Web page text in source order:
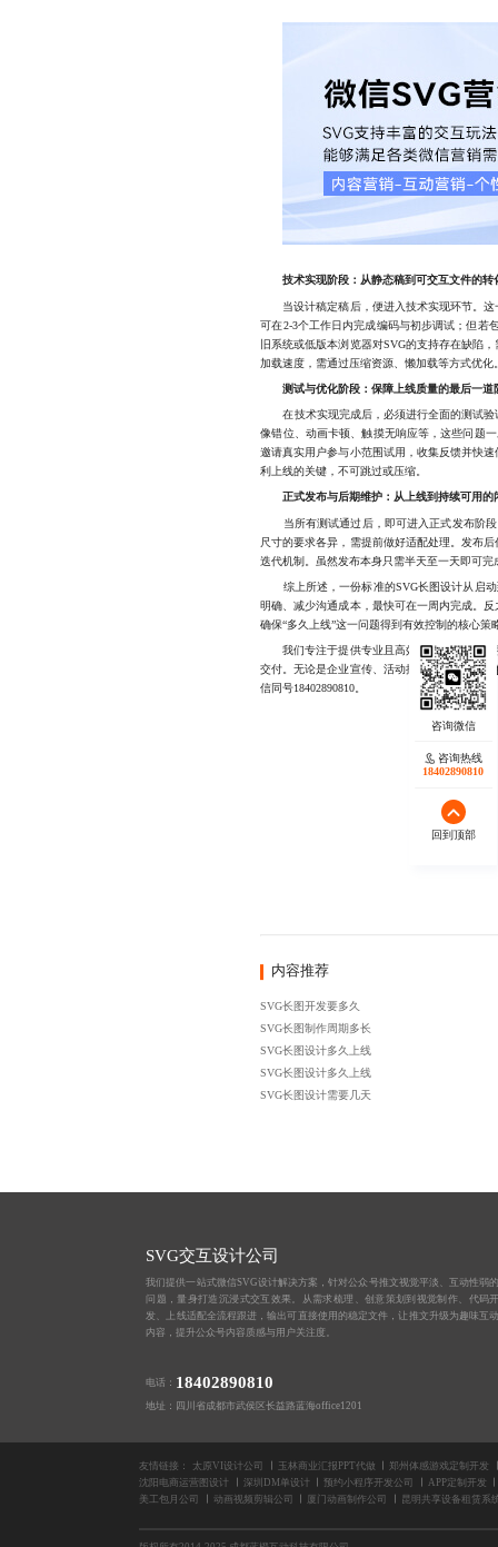
技术实现阶段：从静态稿到可交互文件的转
当设计稿定稿后，便进入技术实现环节。这
可在2-3个工作日内完成编码与初步调试；但若
旧系统或低版本浏览器对SVG的支持存在缺陷
加载速度，需通过压缩资源、懒加载等方式优
测试与优化阶段：保障上线质量的最后一道
在技术实现完成后，必须进行全面的测试验
像错位、动画卡顿、触摸无响应等，这些问题
邀请真实用户参与小范围试用，收集反馈并快
利上线的关键，不可跳过或压缩。
正式发布与后期维护：从上线到持续可用的
当所有测试通过后，即可进入正式发布阶段
尺寸的要求各异，需提前做好适配处理。发布
迭代机制。虽然发布本身只需半天至一天即可
综上所述，一份标准的SVG长图设计从启动
明确、减少沟通成本，最快可在一周内完成。
确保“多久上线”这一问题得到有效控制的核心策
我们专注于提供专业且高效的SVG长图设计
交付。无论是企业宣传、活动推广还是数据可视
信同号18402890810。
内容推荐
SVG长图开发要多久
SVG长图制作周期多长
SVG长图设计多久上线
SVG长图设计多久上线
SVG长图设计需要几天
SVG交互设计公司
我们提供一站式微信SVG设计解决方案，针对公众号推文视觉平淡、互动性弱
问题，量身打造沉浸式交互效果。从需求梳理、创意策划到视觉制作、代码
发、上线适配全流程跟进，输出可直接使用的稳定文件，让推文升级为趣味互
内容，提升公众号内容质感与用户关注度。
电话： 18402890810
地址：四川省成都市武侯区长益路蓝海office1201
友情链接： 太原VI设计公司 玉林商业汇报PPT代做
郑州体感游戏定制开发
沈阳电商运营图设计
深圳DM单设计 预约小程序开发公司
APP定制开发
美工包月公司
动画视频剪辑公司 厦门动画制作公司 昆明共享设备租赁系
咨询热线
18402890810
回到顶部